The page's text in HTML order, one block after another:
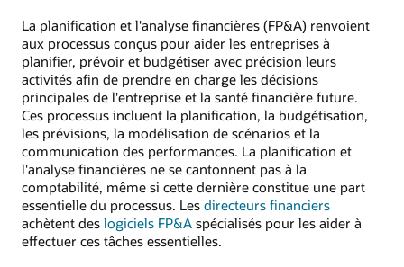
La planification et l'analyse financières (FP&A) renvoient
aux processus conçus pour aider les entreprises à
planifier, prévoir et budgétiser avec précision leurs
activités afin de prendre en charge les décisions
principales de l'entreprise et la santé financière future.
Ces processus incluent la planification, la budgétisation,
les prévisions, la modélisation de scénarios et la
communication des performances. La planification et
l'analyse financières ne se cantonnent pas à la
comptabilité, même si cette dernière constitue une part
essentielle du processus. Les directeurs financiers
achètent des logiciels FP&A spécialisés pour les aider à
effectuer ces tâches essentielles.